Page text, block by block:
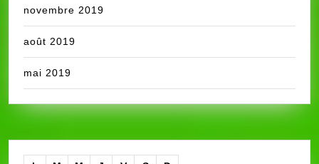
novembre 2019
août 2019
mai 2019